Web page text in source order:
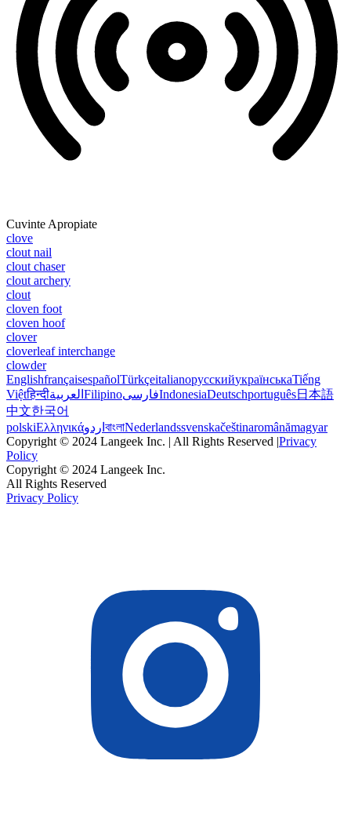
Cuvinte Apropiate
clove
clout nail
clout chaser
clout archery
clout
cloven foot
cloven hoof
clover
cloverleaf interchange
clowder
EnglishfrançaisespañolTürkçeitalianoрусскийукраїнськаTiếng
Việtहिन्दीالعربية FilipinoفارسیIndonesiaDeutschportuguês日本語
中文한국어
polskiΕλληνικάاردو বাংলাNederlandssvenskačeštinaromânămagyar
Copyright © 2024 Langeek Inc. | All Rights Reserved |Privacy
Policy
Copyright © 2024 Langeek Inc.
All Rights Reserved
Privacy Policy